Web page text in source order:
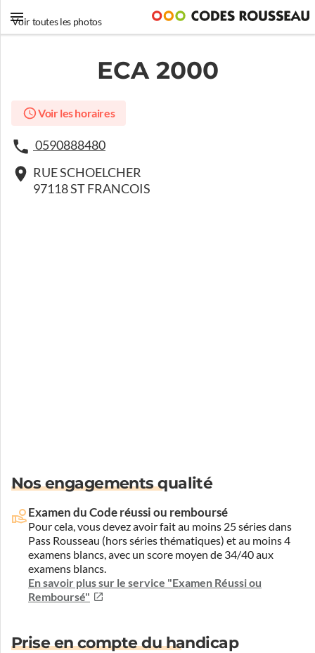
Voir toutes les photos
ECA 2000
Voir les horaires
0590888480
RUE SCHOELCHER
97118 ST FRANCOIS
Nos engagements qualité
Examen du Code réussi ou remboursé
Pour cela, vous devez avoir fait au moins 25 séries dans
Pass Rousseau (hors séries thématiques) et au moins 4
examens blancs, avec un score moyen de 34/40 aux
examens blancs.
En savoir plus sur le service "Examen Réussi ou
Remboursé"
Prise en compte du handicap